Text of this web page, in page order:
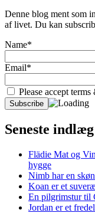
Denne blog ment som
af livet. Du kan
Name*
Email*
Please accept
Seneste indlæg
Flädie Mat og
hygge
Nimb har en
Koan er et
En pilgrimstur til
Jordan er et